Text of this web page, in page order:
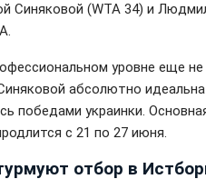
Синяковой (WTA 34) и
уровне еще не
абсолютно
победами украинки.
с 21 по 27 июня.
отбор в